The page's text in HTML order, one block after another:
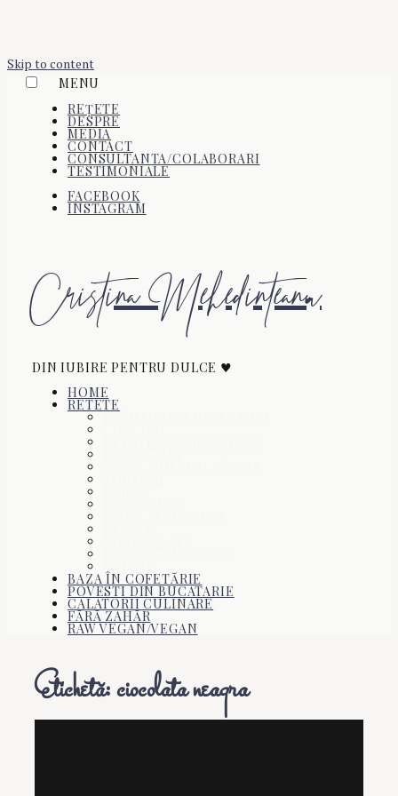
Skip to content
MENU
REȚETE
DESPRE
MEDIA
CONTACT
CONSULTANTA/COLABORARI
TESTIMONIALE
FACEBOOK
INSTAGRAM
Cristina Mehedinteanu
DIN IUBIRE PENTRU DULCE ♥
HOME
RETETE
PRĂJITURI ŞI DESERTURI
BAZA ÎN COFETĂRIE
POVESTI DIN BUCATARIE
CALATORII CULINARE
FĂRĂ ZAHĂR
RAW VEGAN/VEGAN
Etichetă:ciocolata neagra